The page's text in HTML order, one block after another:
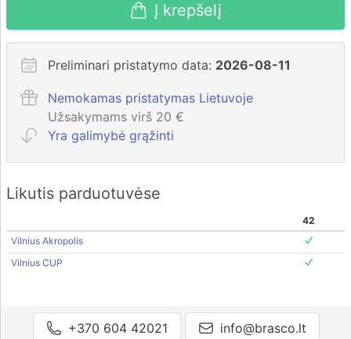
Į krepšelį
Preliminari pristatymo data: 2026-08-11
Nemokamas pristatymas Lietuvoje
Užsakymams virš 20 €
Yra galimybė grąžinti
Likutis parduotuvėse
42
Vilnius Akropolis
Vilnius CUP
+370 604 42021 info@brasco.lt